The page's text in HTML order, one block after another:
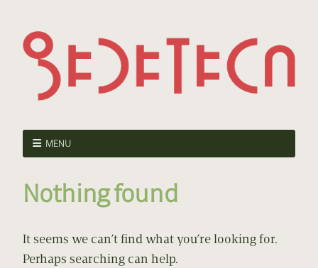
MENU
Nothing found
It seems we can’t find what you’re looking for.
Perhaps searching can help.